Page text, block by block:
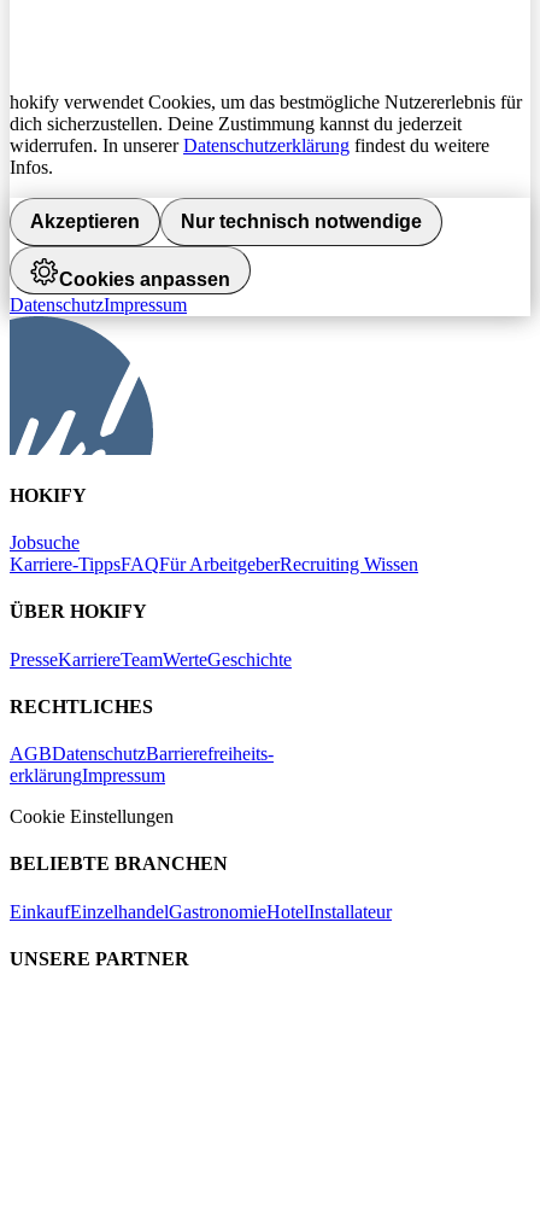
hokify verwendet Cookies, um das bestmögliche Nutzererlebnis für
dich sicherzustellen. Deine Zustimmung kannst du jederzeit
widerrufen. In unsererDatenschutzerklärung findest du weitere
Infos.
Akzeptieren Nur technisch notwendige
Cookies anpassen
DatenschutzImpressum
HOKIFY
Jobsuche
Karriere-TippsFAQFür ArbeitgeberRecruiting Wissen
ÜBER HOKIFY
PresseKarriereTeamWerteGeschichte
RECHTLICHES
AGBDatenschutzBarrierefreiheits-
erklärungImpressum
Cookie Einstellungen
BELIEBTE BRANCHEN
EinkaufEinzelhandelGastronomieHotelInstallateur
UNSERE PARTNER